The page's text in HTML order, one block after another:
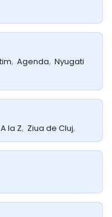
, Agenda, Nyugati
la Z, Ziua de Cluj,